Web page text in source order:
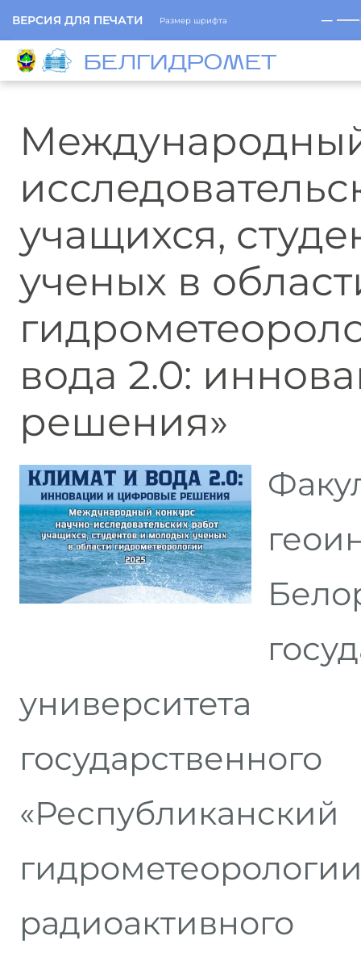
ВЕРСИЯ ДЛЯ ПЕЧАТИ Размер шрифта ─
БЕЛГИДРОМЕТ
учащихся,
ученых в
вода 2.0:
решения»